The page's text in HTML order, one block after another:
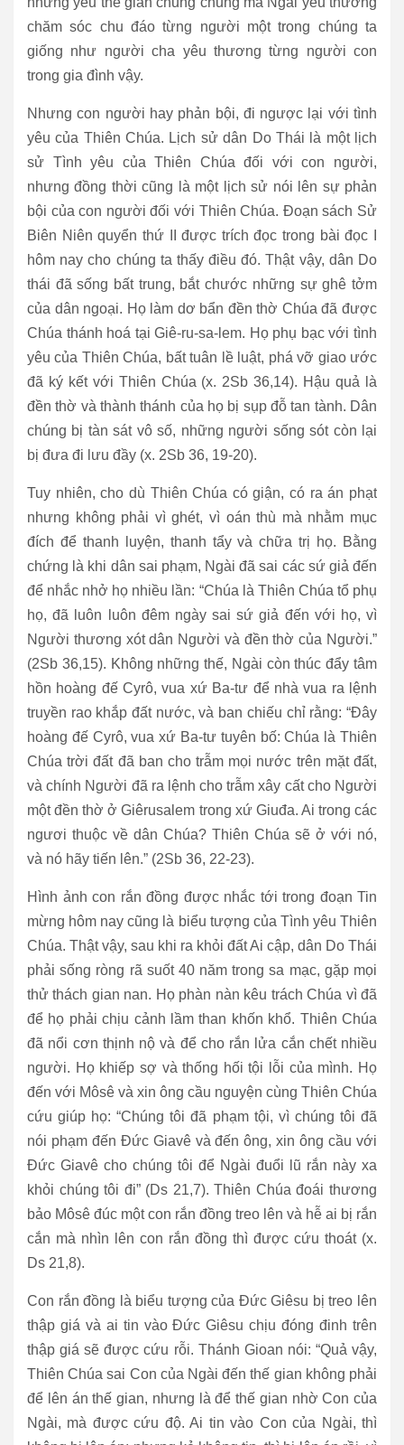
chăm sóc chu đáo từng người một trong chúng ta
giống như người cha yêu thương từng người con
trong gia đình vậy.
Nhưng con người hay phản bội, đi ngược lại với tình
yêu của Thiên Chúa. Lịch sử dân Do Thái là một lịch
sử Tình yêu của Thiên Chúa đối với con người,
nhưng đồng thời cũng là một lịch sử nói lên sự phản
bội của con người đối với Thiên Chúa. Đoạn sách Sử
Biên Niên quyển thứ II được trích đọc trong bài đọc I
hôm nay cho chúng ta thấy điều đó. Thật vậy, dân Do
thái đã sống bất trung, bắt chước những sự ghê tởm
của dân ngoại. Họ làm dơ bẩn đền thờ Chúa đã được
Chúa thánh hoá tại Giê-ru-sa-lem. Họ phụ bạc với tình
yêu của Thiên Chúa, bất tuân lề luật, phá vỡ giao ước
đã ký kết với Thiên Chúa (x. 2Sb 36,14). Hậu quả là
đền thờ và thành thánh của họ bị sụp đỗ tan tành. Dân
chúng bị tàn sát vô số, những người sống sót còn lại
bị đưa đi lưu đầy (x. 2Sb 36, 19-20).
Tuy nhiên, cho dù Thiên Chúa có giận, có ra án phạt
nhưng không phải vì ghét, vì oán thù mà nhằm mục
đích để thanh luyện, thanh tẩy và chữa trị họ. Bằng
chứng là khi dân sai phạm, Ngài đã sai các sứ giả đến
để nhắc nhở họ nhiều lần: “Chúa là Thiên Chúa tổ phụ
họ, đã luôn luôn đêm ngày sai sứ giả đến với họ, vì
Người thương xót dân Người và đền thờ của Người.”
(2Sb 36,15). Không những thế, Ngài còn thúc đẩy tâm
hồn hoàng đế Cyrô, vua xứ Ba-tư để nhà vua ra lệnh
truyền rao khắp đất nước, và ban chiếu chỉ rằng: “Ðây
hoàng đế Cyrô, vua xứ Ba-tư tuyên bố: Chúa là Thiên
Chúa trời đất đã ban cho trẫm mọi nước trên mặt đất,
và chính Người đã ra lệnh cho trẫm xây cất cho Người
một đền thờ ở Giêrusalem trong xứ Giuđa. Ai trong các
ngươi thuộc về dân Chúa? Thiên Chúa sẽ ở với nó,
và nó hãy tiến lên.” (2Sb 36, 22-23).
Hình ảnh con rắn đồng được nhắc tới trong đoạn Tin
mừng hôm nay cũng là biểu tượng của Tình yêu Thiên
Chúa. Thật vậy, sau khi ra khỏi đất Ai cập, dân Do Thái
phải sống ròng rã suốt 40 năm trong sa mạc, gặp mọi
thử thách gian nan. Họ phàn nàn kêu trách Chúa vì đã
để họ phải chịu cảnh lầm than khốn khổ. Thiên Chúa
đã nổi cơn thịnh nộ và để cho rắn lửa cắn chết nhiều
người. Họ khiếp sợ và thống hối tội lỗi của mình. Họ
đến với Môsê và xin ông cầu nguyện cùng Thiên Chúa
cứu giúp họ: “Chúng tôi đã phạm tội, vì chúng tôi đã
nói phạm đến Đức Giavê và đến ông, xin ông cầu với
Đức Giavê cho chúng tôi để Ngài đuổi lũ rắn này xa
khỏi chúng tôi đi” (Ds 21,7). Thiên Chúa đoái thương
bảo Môsê đúc một con rắn đồng treo lên và hễ ai bị rắn
cắn mà nhìn lên con rắn đồng thì được cứu thoát (x.
Ds 21,8).
Con rắn đồng là biểu tượng của Đức Giêsu bị treo lên
thập giá và ai tin vào Đức Giêsu chịu đóng đinh trên
thập giá sẽ được cứu rỗi. Thánh Gioan nói: “Quả vậy,
Thiên Chúa sai Con của Ngài đến thế gian không phải
để lên án thế gian, nhưng là để thế gian nhờ Con của
Ngài, mà được cứu độ. Ai tin vào Con của Ngài, thì